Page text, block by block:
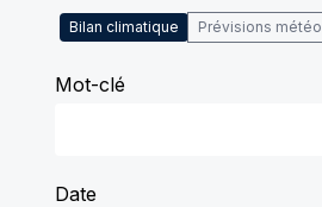
Bilan climatique Prévisions météo
Mot-clé
Date